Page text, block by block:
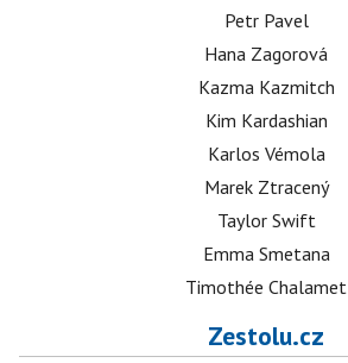
Petr Pavel
Hana Zagorová
Kazma Kazmitch
Kim Kardashian
Karlos Vémola
Marek Ztracený
Taylor Swift
Emma Smetana
Timothée Chalamet
Zestolu.cz